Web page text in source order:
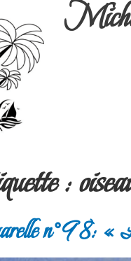
:
n°98: «